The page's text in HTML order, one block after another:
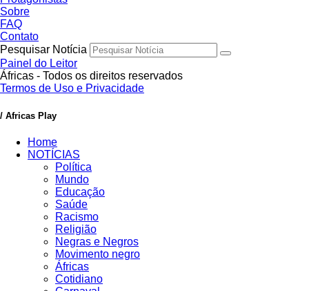
Sobre
FAQ
Contato
Pesquisar Notícia
Painel do Leitor
Áfricas - Todos os direitos reservados
Termos de Uso e Privacidade
/ Africas Play
Home
NOTÍCIAS
Política
Mundo
Educação
Saúde
Racismo
Religião
Negras e Negros
Movimento negro
Áfricas
Cotidiano